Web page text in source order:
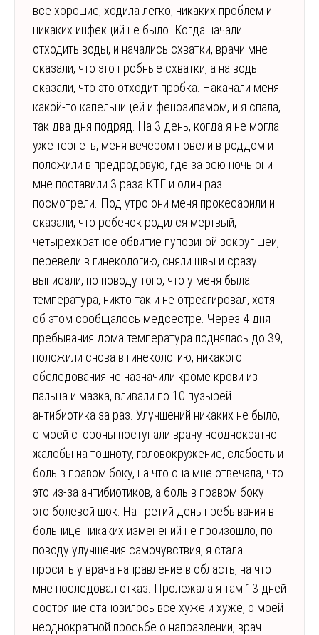
все хорошие, ходила легко, никаких проблем и
никаких инфекций не было. Когда начали
отходить воды, и начались схватки, врачи мне
сказали, что это пробные схватки, а на воды
сказали, что это отходит пробка. Накачали меня
какой-то капельницей и фенозипамом, и я спала,
так два дня подряд. На 3 день, когда я не могла
уже терпеть, меня вечером повели в роддом и
положили в предродовую, где за всю ночь они
мне поставили 3 раза КТГ и один раз
посмотрели. Под утро они меня прокесарили и
сказали, что ребенок родился мертвый,
четырехкратное обвитие пуповиной вокруг шеи,
перевели в гинекологию, сняли швы и сразу
выписали, по поводу того, что у меня была
температура, никто так и не отреагировал, хотя
об этом сообщалось медсестре. Через 4 дня
пребывания дома температура поднялась до 39,
положили снова в гинекологию, никакого
обследования не назначили кроме крови из
пальца и мазка, вливали по 10 пузырей
антибиотика за раз. Улучшений никаких не было,
с моей стороны поступали врачу неоднократно
жалобы на тошноту, головокружение, слабость и
боль в правом боку, на что она мне отвечала, что
это из-за антибиотиков, а боль в правом боку —
это болевой шок. На третий день пребывания в
больнице никаких изменений не произошло, по
поводу улучшения самочувствия, я стала
просить у врача направление в область, на что
мне последовал отказ. Пролежала я там 13 дней
состояние становилось все хуже и хуже, о моей
неоднократной просьбе о направлении, врач